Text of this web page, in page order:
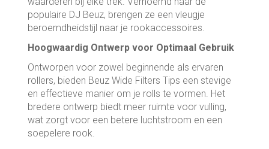
populaire DJ Beuz, brengen ze een vleugje
beroemdheidstijl naar je rookaccessoires.
Hoogwaardig Ontwerp voor Optimaal Gebruik
Ontworpen voor zowel beginnende als ervaren
rollers, bieden Beuz Wide Filters Tips een stevige
en effectieve manier om je rolls te vormen. Het
bredere ontwerp biedt meer ruimte voor vulling,
wat zorgt voor een betere luchtstroom en een
soepelere rook.